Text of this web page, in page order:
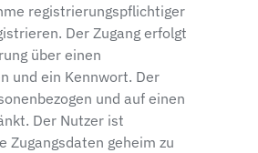
registrierungspflichtiger
Der Zugang erfolgt
über einen
und ein Kennwort. Der
und auf einen
Der Nutzer ist
Zugangsdaten geheim zu